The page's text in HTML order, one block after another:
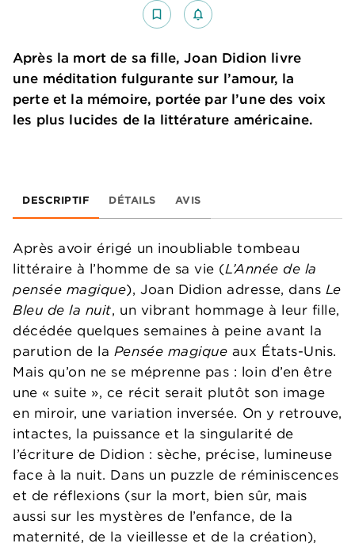
bookmark_border notifications_none_outlined
Après la mort de sa fille, Joan Didion livre
une méditation fulgurante sur l’amour, la
perte et la mémoire, portée par l’une des voix
les plus lucides de la littérature américaine.
DESCRIPTIF DÉTAILS AVIS
Après avoir érigé un inoubliable tombeau
littéraire à l’homme de sa vie (L’Année de la
pensée magique), Joan Didion adresse, dans Le
Bleu de la nuit, un vibrant hommage à leur fille,
décédée quelques semaines à peine avant la
parution de la Pensée magique aux États-Unis.
Mais qu’on ne se méprenne pas : loin d’en être
une « suite », ce récit serait plutôt son image
en miroir, une variation inversée. On y retrouve,
intactes, la puissance et la singularité de
l’écriture de Didion : sèche, précise, lumineuse
face à la nuit. Dans un puzzle de réminiscences
et de réflexions (sur la mort, bien sûr, mais
aussi sur les mystères de l’enfance, de la
maternité, de la vieillesse et de la création),